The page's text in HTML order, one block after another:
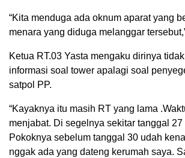
“Kita menduga ada oknum aparat yang
menara yang diduga melanggar
Ketua RT.03 Yasta mengaku dirinya
informasi soal tower apalagi soal
satpol PP.
“Kayaknya itu masih RT yang lama
menjabat. Di segelnya sekitar tanggal 27
Pokoknya sebelum tanggal 30 udah
nggak ada yang dateng kerumah saya.